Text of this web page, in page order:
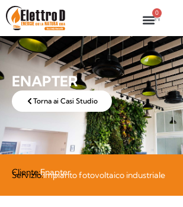
0
ENAPTER
Torna ai Casi Studio
Cliente:Enapter
Servizio:Impianto fotovoltaico industriale